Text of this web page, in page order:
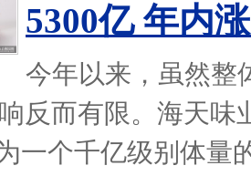
5300亿 年内
今年以来，虽然整
反而有限。海天
一个千亿级别体量